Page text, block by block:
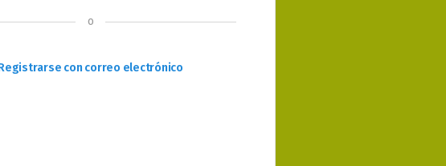
o
con correo electrónico